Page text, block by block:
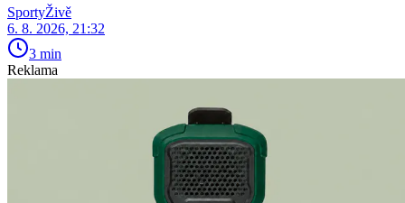
SportyŽivě
6. 8. 2026, 21:32
3 min
Reklama